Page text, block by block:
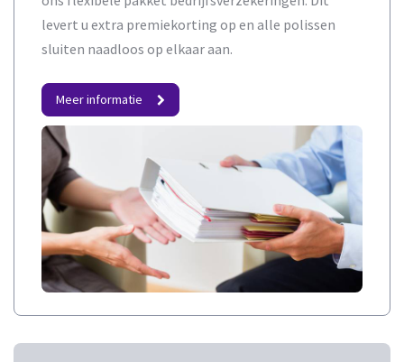
levert u extra premiekorting op en alle polissen
sluiten naadloos op elkaar aan.
Meer informatie